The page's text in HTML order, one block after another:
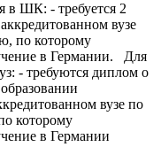
в ШК: - требуется 2
вузе
по которому
в Германии. Для
- требуются диплом о
вузе по
которому
в Германии